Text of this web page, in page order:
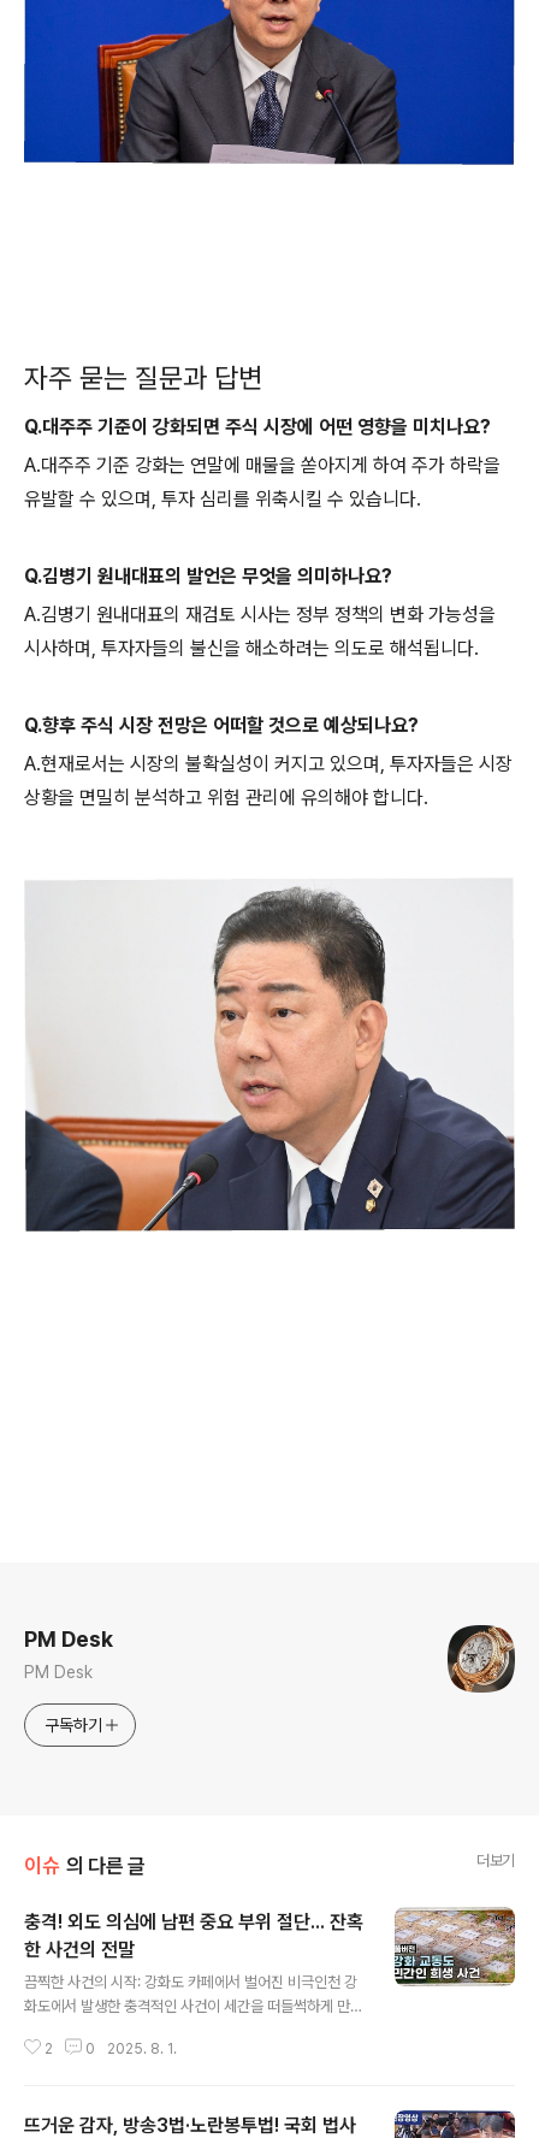
자주 묻는 질문과 답변
Q.대주주 기준이 강화되면 주식 시장에 어떤 영향을 미치나요?
A.대주주 기준 강화는 연말에 매물을 쏟아지게 하여 주가 하락을
유발할 수 있으며, 투자 심리를 위축시킬 수 있습니다.
Q.김병기 원내대표의 발언은 무엇을 의미하나요?
A.김병기 원내대표의 재검토 시사는 정부 정책의 변화 가능성을
시사하며, 투자자들의 불신을 해소하려는 의도로 해석됩니다.
Q.향후 주식 시장 전망은 어떠할 것으로 예상되나요?
A.현재로서는 시장의 불확실성이 커지고 있으며, 투자자들은 시장
상황을 면밀히 분석하고 위험 관리에 유의해야 합니다.
PM Desk
PM Desk
구독하기
이슈 의 다른 글 더보기
충격! 외도 의심에 남편 중요 부위 절단... 잔혹
한 사건의 전말
끔찍한 사건의 시작: 강화도 카페에서 벌어진 비극인천 강
화도에서 발생한 충격적인 사건이 세간을 떠들썩하게 만들
로 훼손하여 살해하려 한 혐의로 긴급 체포되었습니다. 이
는 A씨의 사위 B씨도 함께 있었으며, 그는 범행을 도운 혐
2 0 2025. 8. 1.
뜨거운 감자, 방송3법·노란봉투법! 국회 법사